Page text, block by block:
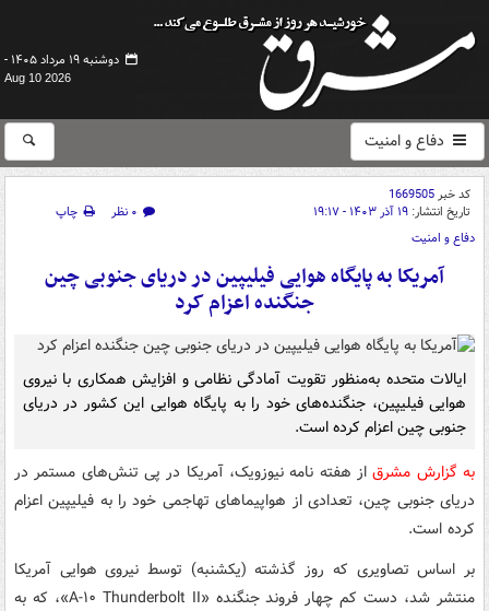
دوشنبه ۱۹ مرداد ۱۴۰۵ -
Aug 10 2026
دفاع و امنیت
کد خبر1669505
تاریخ انتشار: ۱۹ آذر ۱۴۰۳ - ۱۹:۱۷ ۰ نظر
چاپ
دفاع و امنیت
آمریکا به پایگاه هوایی فیلیپین در دریای جنوبی چین
جنگنده اعزام کرد
ایالات متحده به‌منظور تقویت آمادگی نظامی و افزایش همکاری با نیروی
هوایی فیلیپین، جنگنده‌های خود را به پایگاه هوایی این کشور در دریای
جنوبی چین اعزام کرده است.
به گزارش مشرقاز هفته نامه نیوزویک، آمریکا در پی تنش‌های مستمر در
دریای جنوبی چین، تعدادی از هواپیماهای تهاجمی خود را به فیلیپین اعزام
کرده است.
بر اساس تصاویری که روز گذشته (یکشنبه) توسط نیروی هوایی آمریکا
منتشر شد، دست کم چهار فروند جنگنده «A-۱۰ Thunderbolt II»، که به